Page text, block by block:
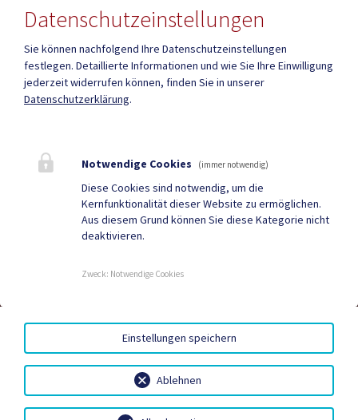
Mehr
Quicklinks
Geko digital Gemeinde-
Tourismus
Sport & Freizeit
Neuigkeiten
AMTSSIGNATUR|BARRIEREFREIHEIT|DATENSCHUTZ|
SITEMAP|IMPRESSUM
Datenschutzeinstellungen
Sie können nachfolgend Ihre Datenschutzeinstellungen
festlegen. Detaillierte Informationen und wie Sie Ihre Einwilligung
jederzeit widerrufen können, finden Sie in unserer
Datenschutzerklärung.
Notwendige Cookies (immer notwendig)
Diese Cookies sind notwendig, um die
Kernfunktionalität dieser Website zu ermöglichen.
Aus diesem Grund können Sie diese Kategorie nicht
deaktivieren.
Zweck: Notwendige Cookies
Ablehnen
Einstellungen speichern